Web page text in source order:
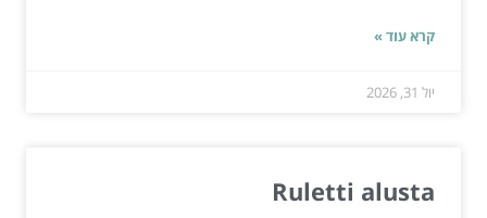
קרא עוד »
יול 31, 2026
Ruletti alusta